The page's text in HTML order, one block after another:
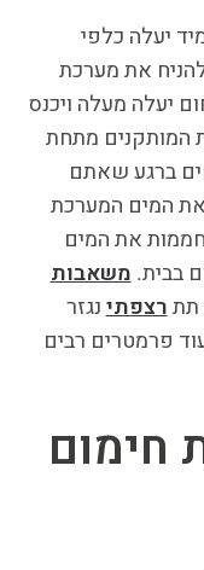
יעלה כלפי
להניח את מערכת
יעלה מעלה ויכנס
המותקנים מתחת
ברגע שאתם
המים המערכת
את המים
בבית.משאבות
תתרצפתינגזר
פרמטרים רבים
חימום